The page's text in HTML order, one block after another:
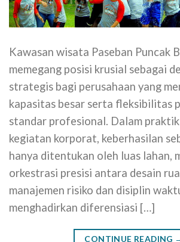
Kawasan wisata Paseban Puncak
memegang posisi krusial sebagai
strategis bagi perusahaan yang
kapasitas besar serta fleksibilitas
standar profesional. Dalam
kegiatan korporat, keberhasilan
hanya ditentukan oleh luas lahan,
orkestrasi presisi antara desain
manajemen risiko dan disiplin
menghadirkan diferensiasi […]
CONTINUE READING